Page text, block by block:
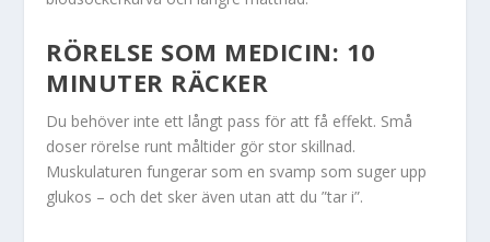
RÖRELSE SOM MEDICIN: 10
MINUTER RÄCKER
Du behöver inte ett långt pass för att få effekt. Små
doser rörelse runt måltider gör stor skillnad.
Muskulaturen fungerar som en svamp som suger upp
glukos – och det sker även utan att du ”tar i”.